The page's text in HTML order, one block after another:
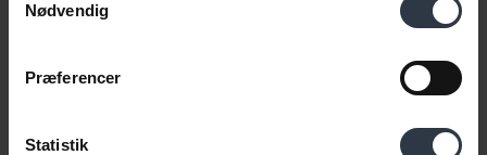
Nødvendig
Præferencer
Statistik
Sådan forvandler Claus